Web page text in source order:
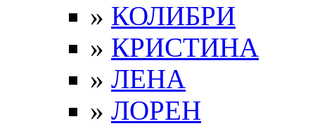
» КОЛИБРИ
» КРИСТИНА
» ЛЕНА
» ЛОРЕН